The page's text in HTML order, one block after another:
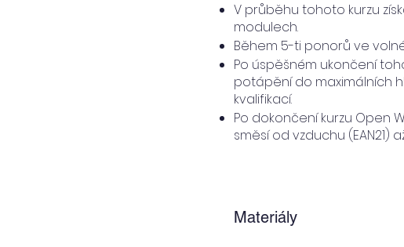
V průběhu tohoto kurzu
modulech.
Během 5-ti ponorů ve
Po úspěšném ukončení
potápění do maximálních
kvalifikací.
Po dokončení kurzu Open
směsí od vzduchu (EAN21)
Materiály